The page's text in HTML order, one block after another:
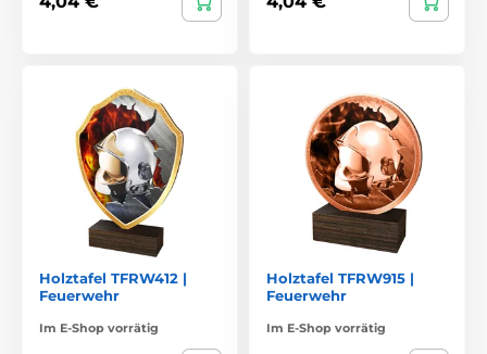
Holztafel TFRW412 |
Feuerwehr
Im E-Shop vorrätig
Holztafel TFRW915 |
Feuerwehr
Im E-Shop vorrätig